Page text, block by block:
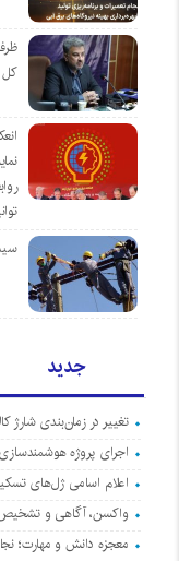
کل
جدید
تغییر در زمان‌بندی شارژ
اجرای پروژه
اعلام اسامی ژل‌های
واکسن، آگاهی و تشخیص
معجزه دانش و مهارت؛